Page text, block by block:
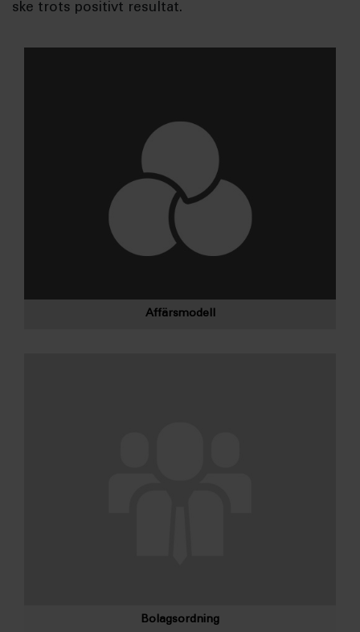
ske trots positivt resultat.
Affärsmodell
Bolagsordning